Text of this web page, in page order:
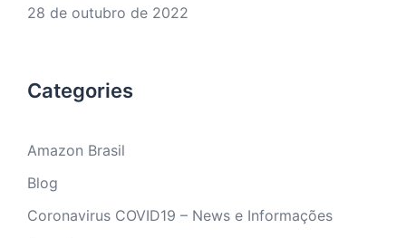
28 de outubro de 2022
Categories
Amazon Brasil
Blog
Coronavirus COVID19 – News e Informações